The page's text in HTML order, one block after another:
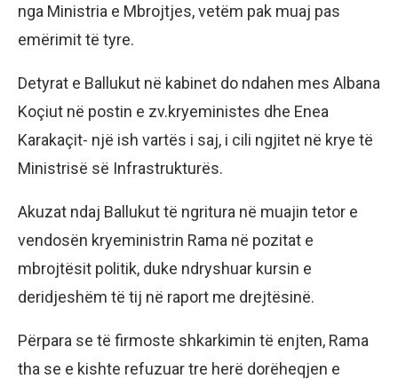
nga Ministria e Mbrojtjes, vetëm pak muaj pas
emërimit të tyre.
Detyrat e Ballukut në kabinet do ndahen mes Albana
Koçiut në postin e zv.kryeministes dhe Enea
Karakaçit- një ish vartës i saj, i cili ngjitet në krye të
Ministrisë së Infrastrukturës.
Akuzat ndaj Ballukut të ngritura në muajin tetor e
vendosën kryeministrin Rama në pozitat e
mbrojtësit politik, duke ndryshuar kursin e
deridjeshëm të tij në raport me drejtësinë.
Përpara se të firmoste shkarkimin të enjten, Rama
tha se e kishte refuzuar tre herë dorëheqjen e